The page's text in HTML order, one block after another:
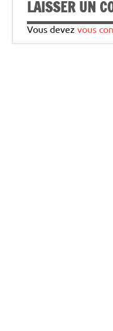
LAISSER UN
Vous devez vous